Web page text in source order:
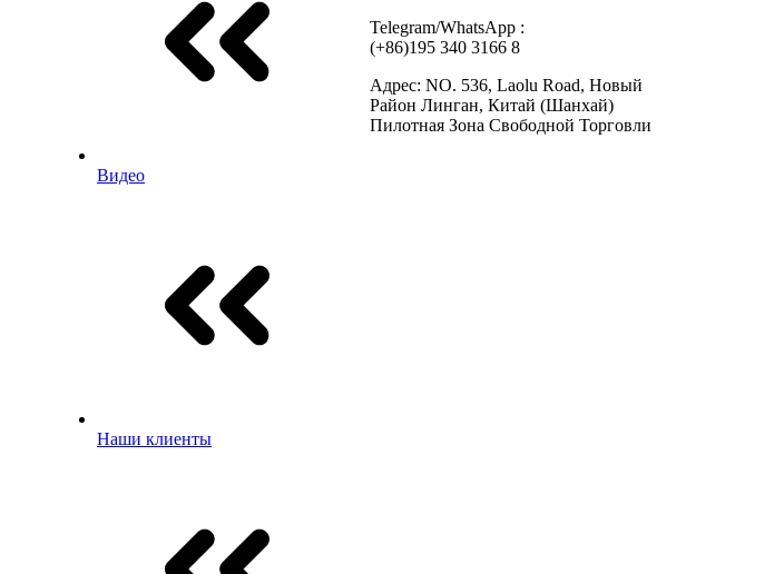
Видео
Наши клиенты
Telegram/WhatsApp :
(+86)195 340 3166 8
Адрес: NO. 536, Laolu Road, Новый
Район Линган, Китай (Шанхай)
Пилотная Зона Свободной Торговли